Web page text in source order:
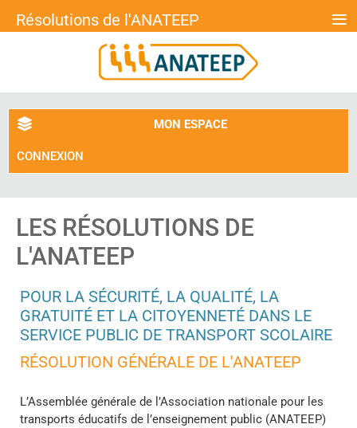
MON ESPACE
CONNEXION
LES RÉSOLUTIONS DE
L'ANATEEP
POUR LA SÉCURITÉ, LA QUALITÉ, LA
GRATUITÉ ET LA CITOYENNETÉ DANS LE
SERVICE PUBLIC DE TRANSPORT SCOLAIRE
RÉSOLUTION GÉNÉRALE DE L'ANATEEP
L’Assemblée générale de l’Association nationale pour les
transports éducatifs de l’enseignement public (ANATEEP)
Résolutions de l'ANATEEP ≡